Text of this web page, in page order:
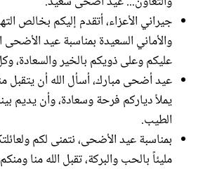
جيراني الأعزاء، أتقدم إليكم بخالص
والأماني السعيدة بمناسبة عيد الأضحى
عليكم وعلى ذويكم بالخير والسعادة،
عيد أضحى مبارك، أسأل الله أن يتقبل
يملأ دياركم فرحة وسعادة، وأن يديم
الطيب.
بمناسبة عيد الأضحى، نتمنى لكم
مليئاً بالحب والبركة، تقبل الله منا